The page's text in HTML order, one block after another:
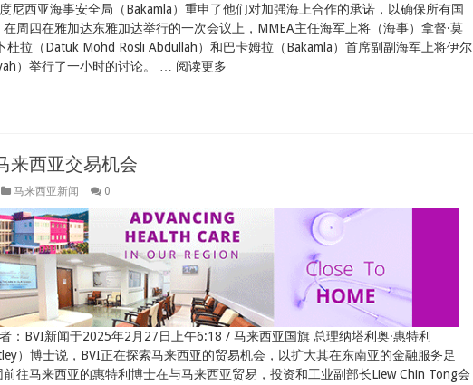
度尼西亚海事安全局（Bakamla）重申了他们对加强海上合作的承诺，以确保所有国
周四在雅加达东雅加达举行的一次会议上，MMEA主任海军上将（海事）拿督·莫
杜拉（Datuk Mohd Rosli Abdullah）和巴卡姆拉（Bakamla）首席副副海军上将伊尔
）举行了一小时的讨论。 … 阅读更多
来西亚交易机会
马来西亚新闻 0
：BVI新闻于2025年2月27日上午6:18 / 马来西亚国旗 总理纳塔利奥·惠特利
）博士说，BVI正在探索马来西亚的贸易机会，以扩大其在东南亚的金融服务足
往马来西亚的惠特利博士在与马来西亚贸易，投资和工业副部长Liew Chin Tong会